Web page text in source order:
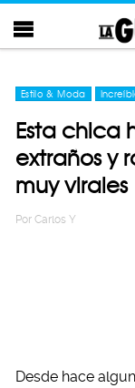
Estilo & Moda
Esta chica
extraños y
muy virales
Por Carlos Y
Desde hace